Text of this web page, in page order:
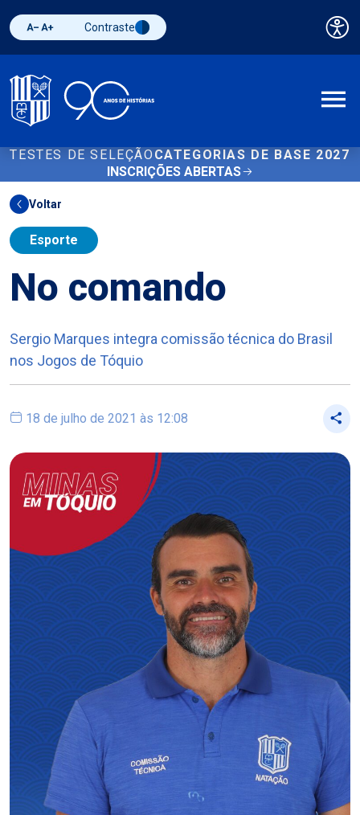
Diminuir fonte
Aumentar fonteAlternar contraste
Contraste
TESTES DE SELEÇÃO CATEGORIAS DE BASE 2027
INSCRIÇÕES ABERTAS
Voltar
Esporte
No comando
Sergio Marques integra comissão técnica do Brasil
nos Jogos de Tóquio
18 de julho de 2021 às 12:08